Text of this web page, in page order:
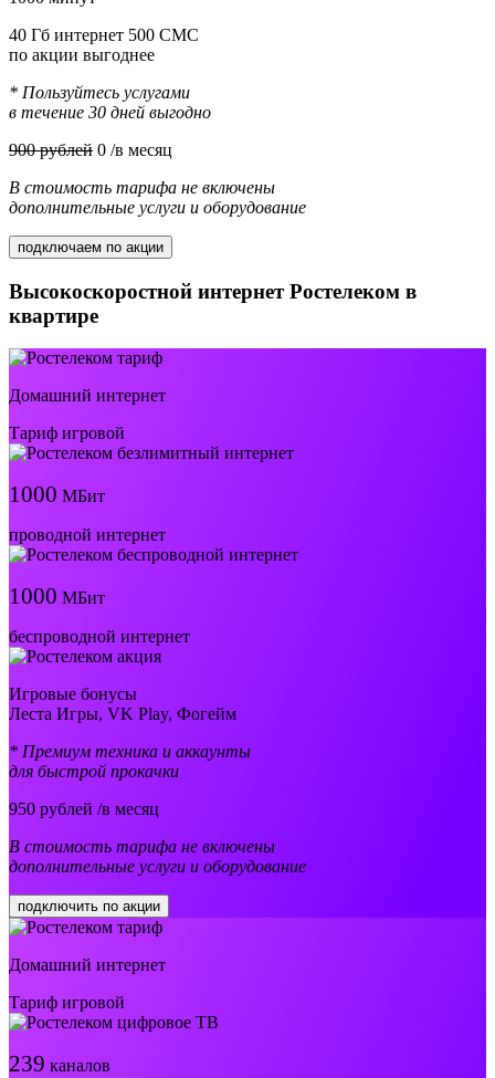
40 Гб интернет 500 СМС
по акции выгоднее
* Пользуйтесь услугами
в течение 30 дней выгодно
900 рублей 0 /в месяц
В стоимость тарифа не включены
дополнительные услуги и оборудование
подключаем по акции
Высокоскоростной интернет Ростелеком в
квартире
Домашний интернет
Тариф игровой
1000 МБит
проводной интернет
1000 МБит
беспроводной интернет
Игровые бонусы
Леста Игры, VK Play, Фогейм
* Премиум техника и аккаунты
для быстрой прокачки
950 рублей /в месяц
В стоимость тарифа не включены
дополнительные услуги и оборудование
подключить по акции
Домашний интернет
Тариф игровой
239 каналов